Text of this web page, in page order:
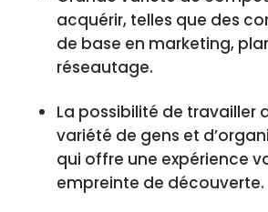
acquérir, telles que des
de base en marketing,
réseautage.
La possibilité de travailler
variété de gens et
qui offre une expérience
empreinte de découverte.